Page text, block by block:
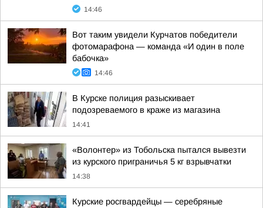
14:46
Вот таким увидели Курчатов победители
фотомарафона — команда «И один в поле
бабочка»
14:46
В Курске полиция разыскивает
подозреваемого в краже из магазина
14:41
«Волонтер» из Тобольска пытался вывезти
из курского приграничья 5 кг взрывчатки
14:38
Курские росгвардейцы — серебряные